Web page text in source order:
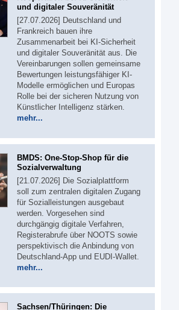
und digitaler Souveränität
[27.07.2026] Deutschland und
Frankreich bauen ihre
Zusammenarbeit bei KI-Sicherheit
und digitaler Souveränität aus. Die
Vereinbarungen sollen gemeinsame
Bewertungen leistungsfähiger KI-
Modelle ermöglichen und Europas
Rolle bei der sicheren Nutzung von
Künstlicher Intelligenz stärken.
mehr...
BMDS: One-Stop-Shop für die
Sozialverwaltung
[21.07.2026] Die Sozialplattform
soll zum zentralen digitalen Zugang
für Sozialleistungen ausgebaut
werden. Vorgesehen sind
durchgängig digitale Verfahren,
Registerabrufe über NOOTS sowie
perspektivisch die Anbindung von
Deutschland-App und EUDI-Wallet.
mehr...
Sachsen/Thüringen: Die